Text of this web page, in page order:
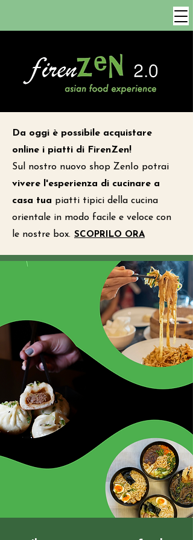
Da oggi è possibile acquistare
online i piatti di FirenZen!
Sul nostro nuovo shop ZenIo potrai
vivere l'esperienza di cucinare a
casa tua piatti tipici della cucina
orientale in modo facile e veloce con
le nostre box. SCOPRILO ORA